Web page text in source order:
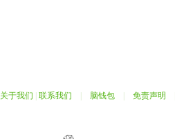
关于我们 联系我们 脑钱包 免责声明